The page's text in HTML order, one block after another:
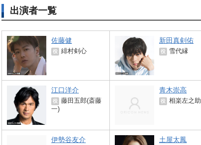
出演者一覧
佐藤健
役 緋村剣心
新田真剣佑
役 雪代縁
江口洋介
役
藤田五郎(斎藤
一)
青木崇高
役 相楽左之助
伊勢谷友介 土屋太鳳